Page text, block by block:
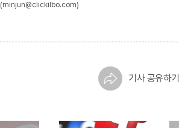
(minjun@clickilbo.com)
기사 공유하기